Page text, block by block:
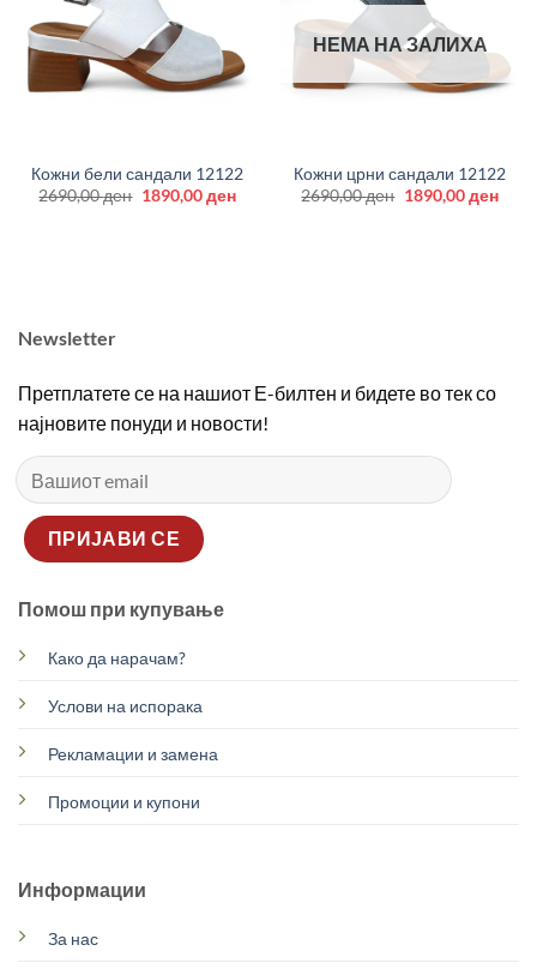
Кожни бели сандали 12122
2690,00ден Original
1890,00денCurrent
НЕМА НА ЗАЛИХА
Кожни црни сандали 12122
2690,00ден Original
1890,00ден
Newsletter
Претплатете се на нашиот Е-билтен и бидете во тек со
најновите понуди и новости!
Помош при купување
Како да нарачам?
Услови на испорака
Рекламации и замена
Промоции и купони
Информации
За нас